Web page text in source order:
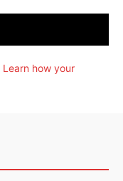
Learn how your